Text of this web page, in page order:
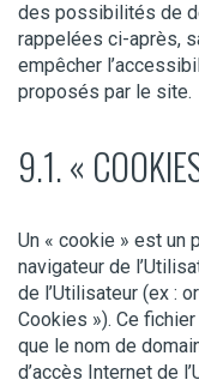
des possibilités de
rappelées ci-après,
empêcher
proposés par le site.
9.1. «
Un « cookie » est un
navigateur de
de l’Utilisateur (ex :
Cookies »). Ce
que le nom de
d’accès Internet de